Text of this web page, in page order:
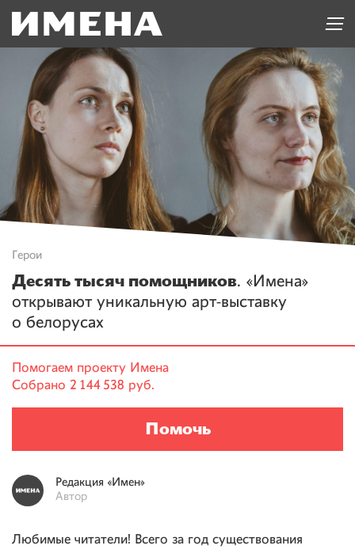
Герои
Десять тысяч помощников. «Имена»
открывают уникальную арт-выставку
о белорусах
Помогаем проекту Имена
Собрано 2 144 538 руб.
Помочь
Редакция «Имен»
Автор
Любимые читатели! Всего за год существования